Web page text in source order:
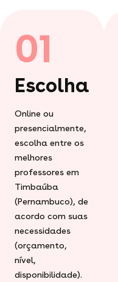
01
Escolha
Online ou
presencialmente,
escolha entre os
melhores
professores em
Timbaúba
(Pernambuco), de
acordo com suas
necessidades
(orçamento,
nível,
disponibilidade).